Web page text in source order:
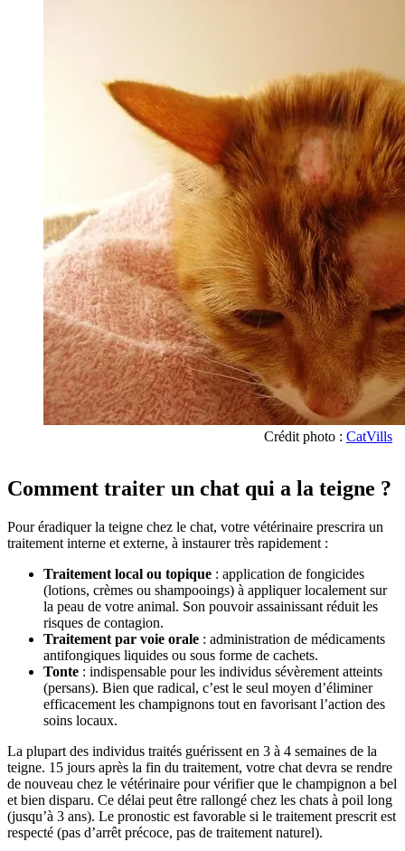
Crédit photo : CatVills
Comment traiter un chat qui a la teigne ?
Pour éradiquer la teigne chez le chat, votre vétérinaire prescrira un
traitement interne et externe, à instaurer très rapidement :
Traitement local ou topique : application de fongicides
(lotions, crèmes ou shampooings) à appliquer localement sur
la peau de votre animal. Son pouvoir assainissant réduit les
risques de contagion.
Traitement par voie orale : administration de médicaments
antifongiques liquides ou sous forme de cachets.
Tonte : indispensable pour les individus sévèrement atteints
(persans). Bien que radical, c’est le seul moyen d’éliminer
efficacement les champignons tout en favorisant l’action des
soins locaux.
La plupart des individus traités guérissent en 3 à 4 semaines de la
teigne. 15 jours après la fin du traitement, votre chat devra se rendre
de nouveau chez le vétérinaire pour vérifier que le champignon a bel
et bien disparu. Ce délai peut être rallongé chez les chats à poil long
(jusqu’à 3 ans). Le pronostic est favorable si le traitement prescrit est
respecté (pas d’arrêt précoce, pas de traitement naturel).